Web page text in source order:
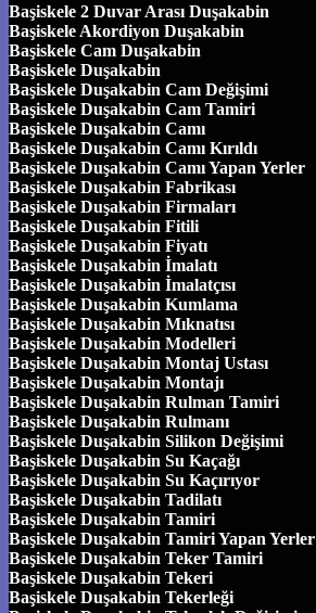
Başiskele 2 Duvar Arası Duşakabin
Başiskele Akordiyon Duşakabin
Başiskele Cam Duşakabin
Başiskele Duşakabin
Başiskele Duşakabin Cam Değişimi
Başiskele Duşakabin Cam Tamiri
Başiskele Duşakabin Camı
Başiskele Duşakabin Camı Kırıldı
Başiskele Duşakabin Camı Yapan Yerler
Başiskele Duşakabin Fabrikası
Başiskele Duşakabin Firmaları
Başiskele Duşakabin Fitili
Başiskele Duşakabin Fiyatı
Başiskele Duşakabin İmalatı
Başiskele Duşakabin İmalatçısı
Başiskele Duşakabin Kumlama
Başiskele Duşakabin Mıknatısı
Başiskele Duşakabin Modelleri
Başiskele Duşakabin Montaj Ustası
Başiskele Duşakabin Montajı
Başiskele Duşakabin Rulman Tamiri
Başiskele Duşakabin Rulmanı
Başiskele Duşakabin Silikon Değişimi
Başiskele Duşakabin Su Kaçağı
Başiskele Duşakabin Su Kaçırıyor
Başiskele Duşakabin Tadilatı
Başiskele Duşakabin Tamiri
Başiskele Duşakabin Tamiri Yapan Yerler
Başiskele Duşakabin Teker Tamiri
Başiskele Duşakabin Tekeri
Başiskele Duşakabin Tekerleği